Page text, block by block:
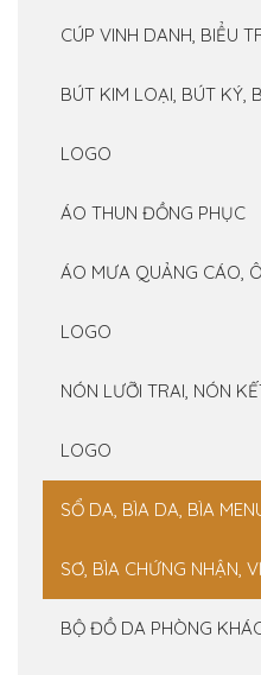
CÚP VINH DANH, BIỂU
BÚT KIM LOẠI, BÚT KÝ,
LOGO
ÁO THUN ĐỒNG PHỤC
ÁO MƯA QUẢNG CÁO,
LOGO
NÓN LƯỠI TRAI, NÓN
LOGO
SỔ DA, BÌA DA, BÌA
SƠ, BÌA CHỨNG NHẬN,
BỘ ĐỒ DA PHÒNG